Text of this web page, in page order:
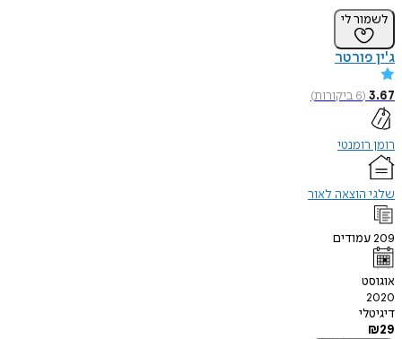
לשמור לי
ג'ין פורטר
3.67
(
6ביקורות)
רומן רומנטי
שלגי הוצאה לאור
209עמודים
אוגוסט
2020
דיגיטלי
₪29